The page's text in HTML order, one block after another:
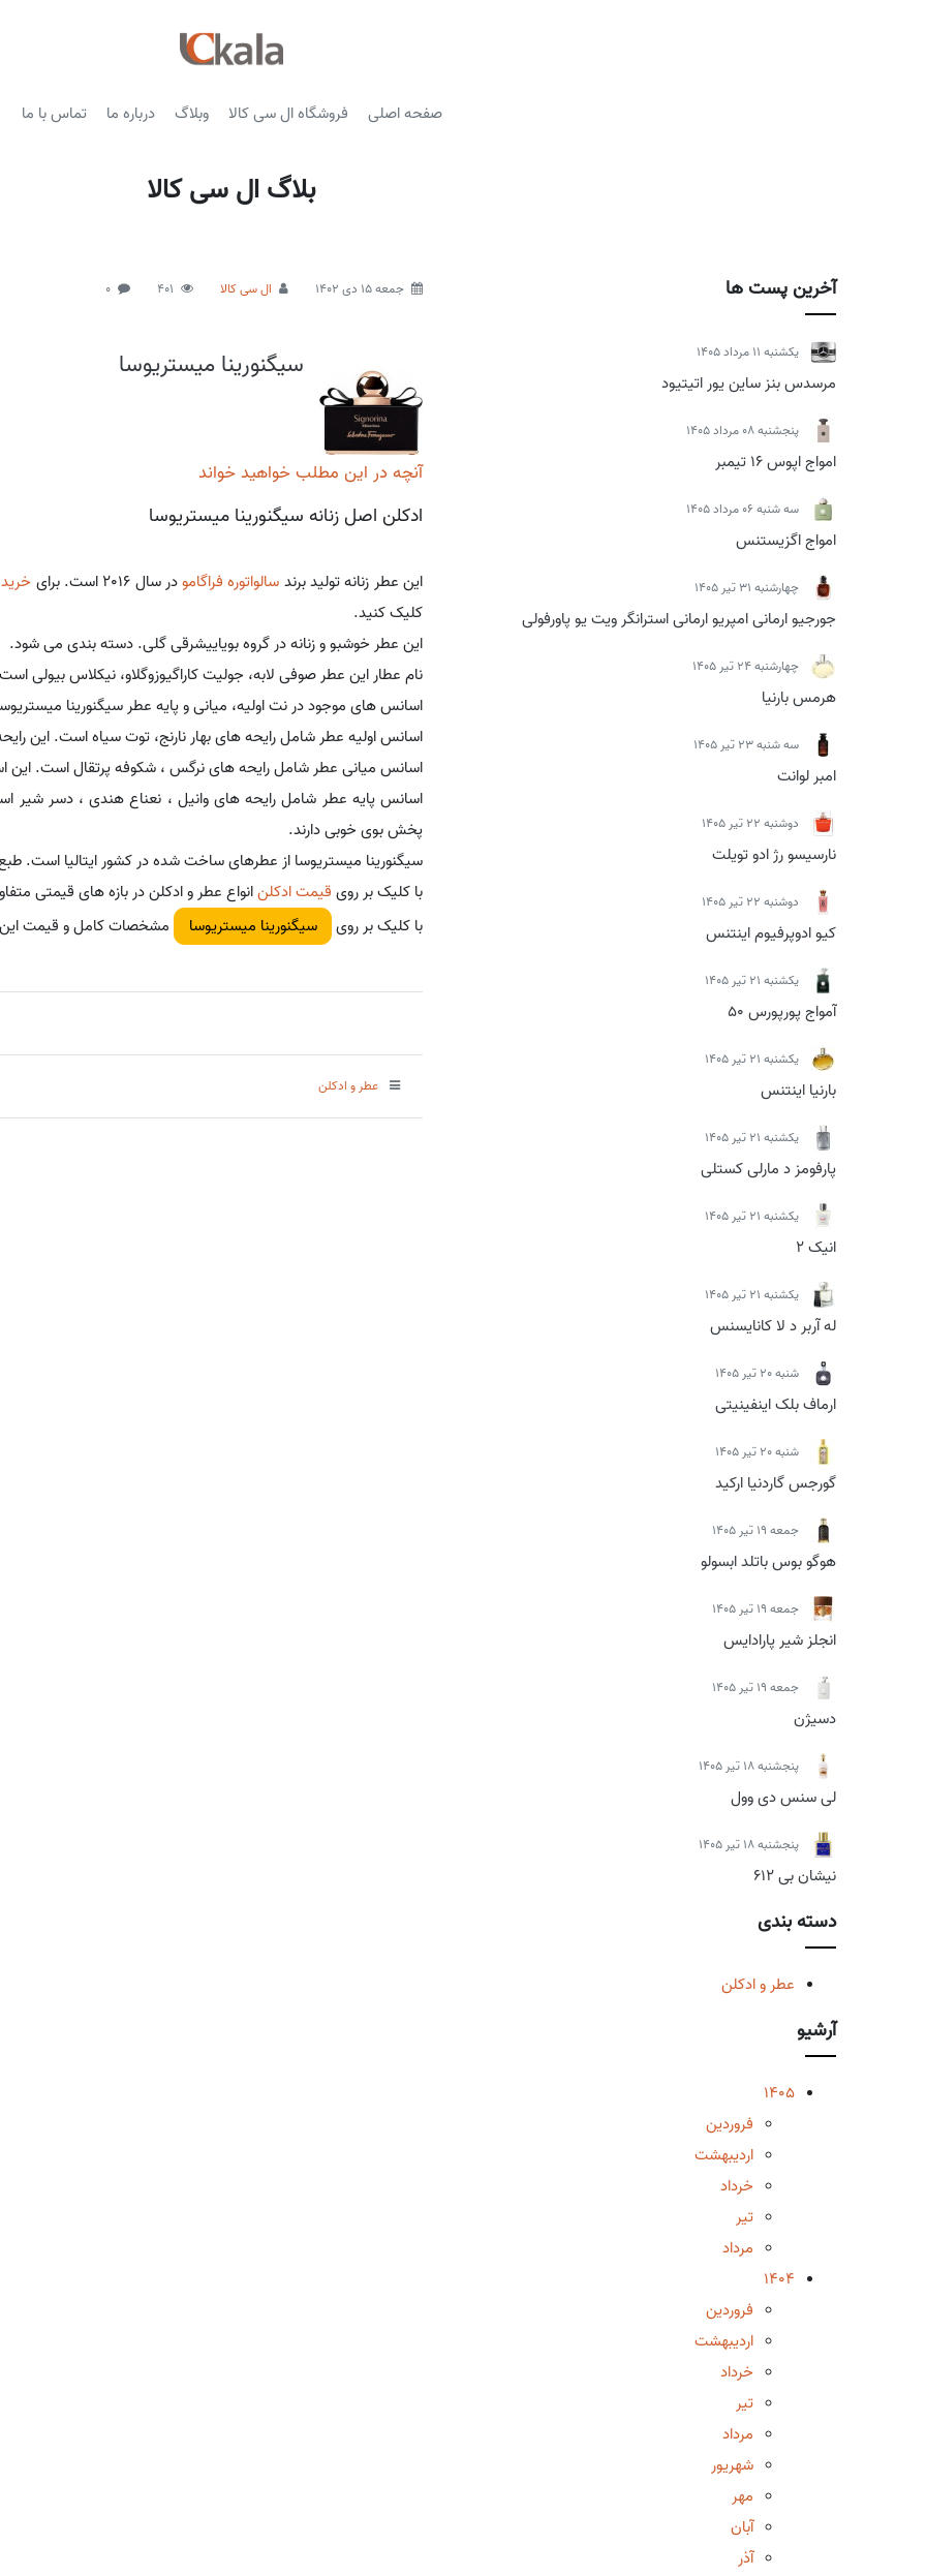
صفحه اصلی فروشگاه ال سی کالا وبلاگ درباره ما تماس با ما
بلاگ ال سی کالا
آخرین پست ها
يكشنبه 11 مرداد 1405
مرسدس بنز ساین یور اتیتیود
پنجشنبه 08 مرداد 1405
امواج اپوس 16 تیمبر
سه شنبه 06 مرداد 1405
امواج اگزیستنس
چهارشنبه 31 تیر 1405
جورجیو ارمانی امپریو ارمانی استرانگر ویت یو پاورفولی
چهارشنبه 24 تیر 1405
هرمس بارنیا
سه شنبه 23 تیر 1405
امبر لوانت
دوشنبه 22 تیر 1405
نارسیسو رژ ادو تویلت
دوشنبه 22 تیر 1405
کیو ادوپرفیوم اینتنس
يكشنبه 21 تیر 1405
آمواج پورپورس 50
يكشنبه 21 تیر 1405
بارنیا اینتنس
يكشنبه 21 تیر 1405
پارفومز د مارلی کستلی
يكشنبه 21 تیر 1405
انیک 2
يكشنبه 21 تیر 1405
له آربر د لا کانایسنس
شنبه 20 تیر 1405
ارماف بلک اینفینیتی
شنبه 20 تیر 1405
گورجس گاردنیا ارکید
جمعه 19 تیر 1405
هوگو بوس باتلد ابسولو
جمعه 19 تیر 1405
انجلز شیر پارادایس
جمعه 19 تیر 1405
دسیژن
پنجشنبه 18 تیر 1405
لی سنس دی وول
پنجشنبه 18 تیر 1405
نیشان بی 612
دسته بندی
عطر و ادکلن
آرشیو
1405
فروردین
اردیبهشت
خرداد
تیر
مرداد
1404
فروردین
اردیبهشت
خرداد
تیر
مرداد
شهریور
مهر
آبان
آذر
جمعه 15 دی 1402 ال سی کالا 401
0
سیگنورینا میستریوسا
آنچه در این مطلب خواهید خواند
ادکلن اصل زنانه سیگنورینا میستریوسا
این عطر زنانه تولید برند سالواتوره فراگامودر سال 2016 است. برای
کلیک کنید.
این عطر خوشبو و زنانه در گروه بویاییشرقی گلی. دسته بندی می شود.
نام عطار این عطر صوفی لابه، جولیت کاراگیوزوگلاو، نیکلاس بیولی
اسانس های موجود در نت اولیه، میانی و پایه عطر سیگنورینا
اسانس اولیه عطر شامل رایحه های بهار نارنج، توت سیاه است. این
اسانس میانی عطر شامل رایحه های نرگس ، شکوفه پرتقال است. این
اسانس پایه عطر شامل رایحه های وانیل ، نعناع هندی ، دسر
پخش بوی خوبی دارند.
سیگنورینا میستریوسا از عطرهای ساخت شده در کشور ایتالیا است.
با کلیک بر روی قیمت ادکلنانواع عطر و ادکلن در بازه های قیمتی
با کلیک بر روی
سیگنورینا میستریوسا مشخصات کامل و قیمت این
عطر و ادکلن